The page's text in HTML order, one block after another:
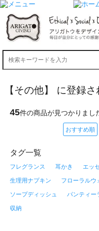
【その他】 に登録
45件の商品が見つかりまし
おすすめ順
タグ一覧
フレグランス 耳かき エッ
生理用ナプキン
フローラルウ
ソープディッシュ
パンティー
収納